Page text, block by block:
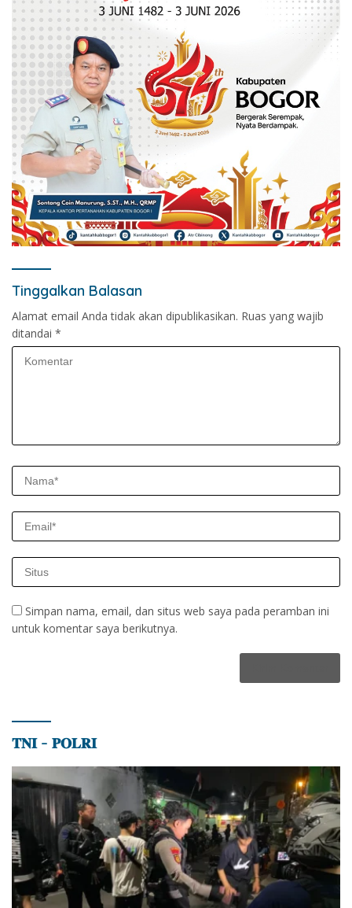
Tinggalkan Balasan
Alamat email Anda tidak akan dipublikasikan. Ruas yang wajib
ditandai *
Simpan nama, email, dan situs web saya pada peramban ini
untuk komentar saya berikutnya.
𝐓𝐍𝐈 – 𝐏𝐎𝐋𝐑𝐈